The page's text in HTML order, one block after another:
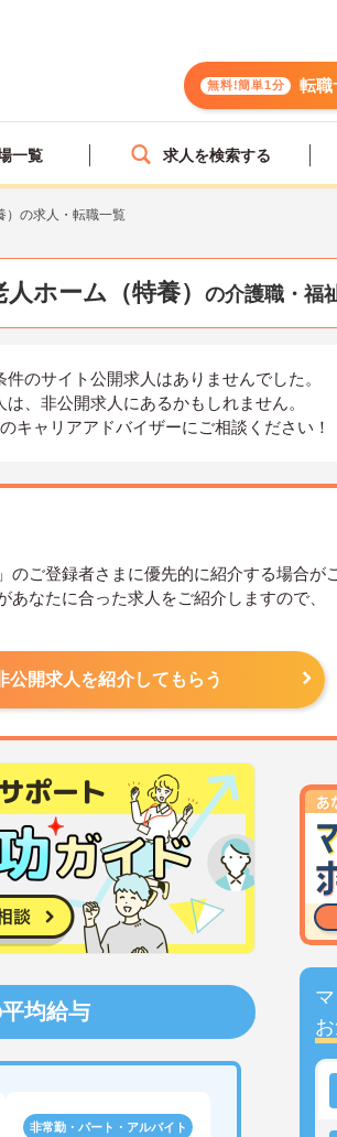
無料!簡単1分 転職
一覧 求人を検索する
）の求人・転職一覧
ホーム（特養） の介護職・福
件のサイト公開求人はありませんでした。
、 非公開求人にあるかもしれません。
キャリアアドバイザーにご相談ください！
のご登録者さまに優先的に紹介する場合が
なたに合った求人をご紹介しますので、
公開求人を紹介してもらう
均給与
非常勤・パート・アルバイト